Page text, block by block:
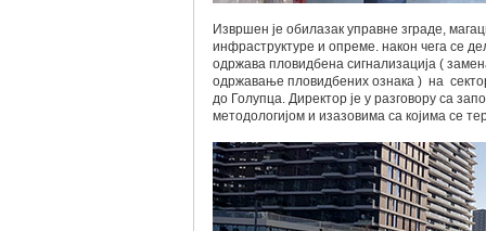
Извршен је обилазак управне зграде,
инфраструктуре и опреме. након чега се
одржава пловидбена сигнализација (
одржавање пловидбених ознака ) на
до Голупца. Директор је у разговору са
методологијом и изазовима са којима се